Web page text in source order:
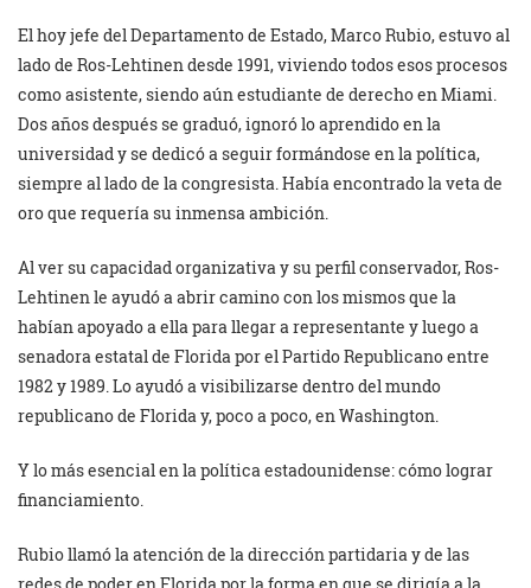
El hoy jefe del Departamento de Estado, Marco Rubio, estuvo al
lado de Ros-Lehtinen desde 1991, viviendo todos esos procesos
como asistente, siendo aún estudiante de derecho en Miami.
Dos años después se graduó, ignoró lo aprendido en la
universidad y se dedicó a seguir formándose en la política,
siempre al lado de la congresista. Había encontrado la veta de
oro que requería su inmensa ambición.
Al ver su capacidad organizativa y su perfil conservador, Ros-
Lehtinen le ayudó a abrir camino con los mismos que la
habían apoyado a ella para llegar a representante y luego a
senadora estatal de Florida por el Partido Republicano entre
1982 y 1989. Lo ayudó a visibilizarse dentro del mundo
republicano de Florida y, poco a poco, en Washington.
Y lo más esencial en la política estadounidense: cómo lograr
financiamiento.
Rubio llamó la atención de la dirección partidaria y de las